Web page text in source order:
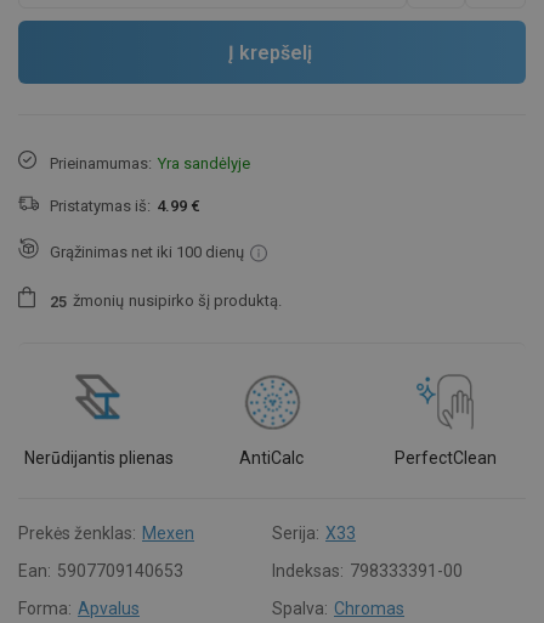
Į krepšelį
Prieinamumas: Yra sandėlyje
Pristatymas iš: 4.99 €
Grąžinimas net iki 100 dienų
25 žmonių nusipirko šį produktą.
Nerūdijantis plienas AntiCalc PerfectClean
Prekės ženklas: Mexen Serija: X33
Ean: 5907709140653 Indeksas: 798333391-00
Forma: Apvalus Spalva: Chromas